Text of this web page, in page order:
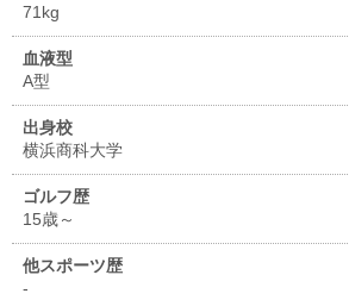
71kg
血液型
A型
出身校
横浜商科大学
ゴルフ歴
15歳～
他スポーツ歴
-